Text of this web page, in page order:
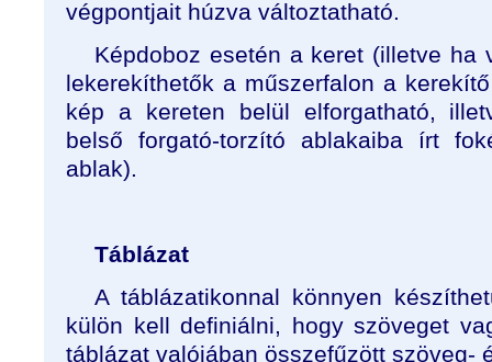
végpontjait húzva változtatható.
Képdoboz esetén a keret (illetve ha
lekerekíthetők a műszerfalon a
kép a kereten belül elforgatható,
belső forgató-torzító ablakaiba írt
ablak).
Táblázat
A táblázatikonnal könnyen
külön kell definiálni, hogy szöveget
táblázat valójában összefűzött szöveg-